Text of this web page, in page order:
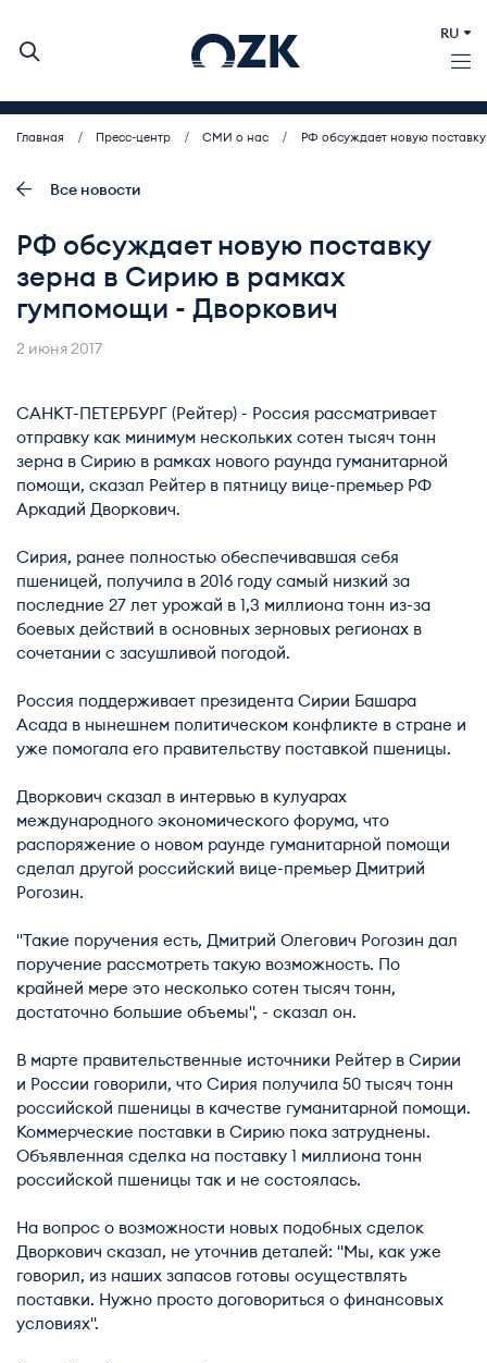
ИНВЕСТОРАМ
МСП (ЗАКУПКИ)
ПРЕСС-ЦЕНТР
RU
Главная Пресс-центр СМИ о нас РФ обсуждает новую
Все новости
РФ обсуждает новую поставку
зерна в Сирию в рамках
гумпомощи - Дворкович
2 июня 2017
САНКТ-ПЕТЕРБУРГ (Рейтер) - Россия рассматривает
отправку как минимум нескольких сотен тысяч тонн
зерна в Сирию в рамках нового раунда гуманитарной
помощи, сказал Рейтер в пятницу вице-премьер РФ
Аркадий Дворкович.
Сирия, ранее полностью обеспечивавшая себя
пшеницей, получила в 2016 году самый низкий за
последние 27 лет урожай в 1,3 миллиона тонн из-за
боевых действий в основных зерновых регионах в
сочетании с засушливой погодой.
Россия поддерживает президента Сирии Башара
Асада в нынешнем политическом конфликте в стране и
уже помогала его правительству поставкой пшеницы.
Дворкович сказал в интервью в кулуарах
международного экономического форума, что
распоряжение о новом раунде гуманитарной помощи
сделал другой российский вице-премьер Дмитрий
Рогозин.
"Такие поручения есть, Дмитрий Олегович Рогозин дал
поручение рассмотреть такую возможность. По
крайней мере это несколько сотен тысяч тонн,
достаточно большие объемы", - сказал он.
В марте правительственные источники Рейтер в Сирии
и России говорили, что Сирия получила 50 тысяч тонн
российской пшеницы в качестве гуманитарной помощи.
Коммерческие поставки в Сирию пока затруднены.
Объявленная сделка на поставку 1 миллиона тонн
российской пшеницы так и не состоялась.
На вопрос о возможности новых подобных сделок
Дворкович сказал, не уточнив деталей: "Мы, как уже
говорил, из наших запасов готовы осуществлять
поставки. Нужно просто договориться о финансовых
условиях".